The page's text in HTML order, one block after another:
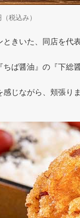
税込み）
きいた、同店を代
ちば醤油』の『下
じながら、頬張りま